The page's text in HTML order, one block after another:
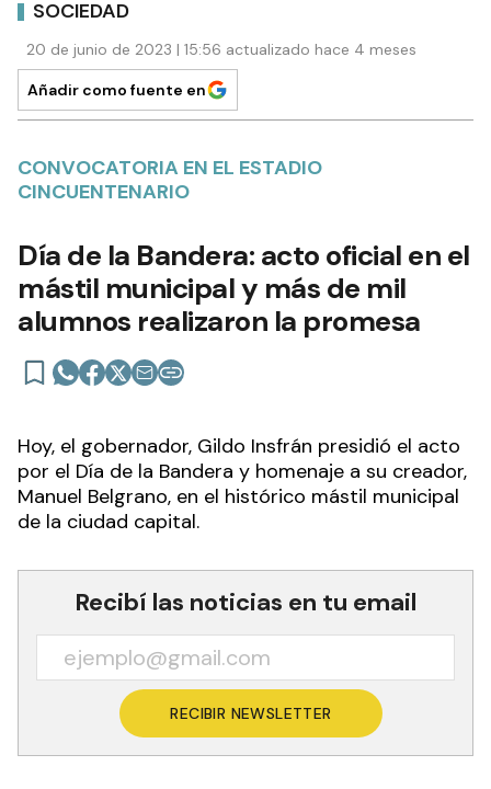
SOCIEDAD
20 de junio de 2023 | 15:56 actualizado hace 4 meses
Añadir como fuente en
CONVOCATORIA EN EL ESTADIO
CINCUENTENARIO
Día de la Bandera: acto oficial en el
mástil municipal y más de mil
alumnos realizaron la promesa
Hoy, el gobernador, Gildo Insfrán presidió el acto
por el Día de la Bandera y homenaje a su creador,
Manuel Belgrano, en el histórico mástil municipal
de la ciudad capital.
Recibí las noticias en tu email
RECIBIR NEWSLETTER